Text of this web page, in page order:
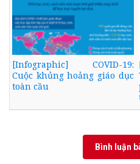
[Infographic] COVID-19:
Cuộc khủng hoảng giáo dục
toàn cầu
Bình luận